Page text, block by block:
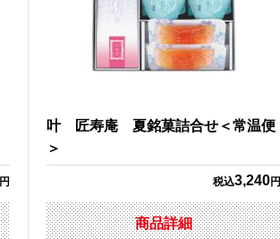
円
叶 匠寿庵 夏銘菓詰合せ＜常温便
＞
税込3,240円
商品詳細